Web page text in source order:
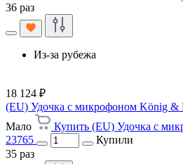
36 раз
Из-за рубежа
18 124 ₽
(EU) Удочка с микрофоном König &
Мало
Купить (EU) Удочка с
23765
Купили
35 раз